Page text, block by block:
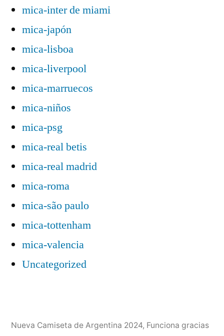
mica-inter de miami
mica-japón
mica-lisboa
mica-liverpool
mica-marruecos
mica-niños
mica-psg
mica-real betis
mica-real madrid
mica-roma
mica-são paulo
mica-tottenham
mica-valencia
Uncategorized
Nueva Camiseta de Argentina 2024, Funciona gracias